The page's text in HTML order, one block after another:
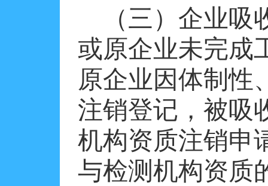
（三）企业
或原企业未完成
原企业因体制性
注销登记，被吸
机构资质注销申
与检测机构资质